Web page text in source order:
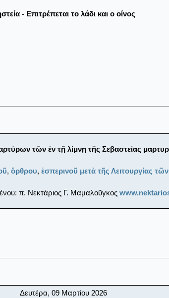
- Επιτρέπεται το λάδι και ο οίνος
τῶν ἐν τῇ λίμνῃ τῆς Σεβαστείας
, ὄρθρου, ἑσπερινοῦ μετὰ τῆς Λειτουργίας
π. Νεκτάριος Γ. Μαμαλοῦγκος
Δευτέρα, 09 Μαρτίου 2026